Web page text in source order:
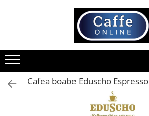
Cafea
Cafea Boabe
Capsule Cafea
Cafea boabe Eduscho